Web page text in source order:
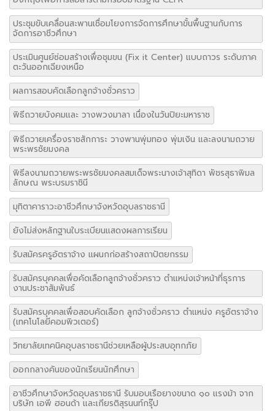
ประชุมขับเคลื่อนสะพานเชื่อมโยงการจัดการศึกษาขั้นพื้นฐานกับการ
จัดการอาชีวศึกษา
ประเมินศูนย์ซ่อมสร้างเพื่อชุมขน (Fix it Center) แบบถาวร ระดับภาค
ตะวันออกเฉียงเหนือ
ผลการสอบคัดเลือกลูกจ้างชั่วคราว
พิธีถวายบังคมและ วางพวงมาลา เนื่องในวันปิยะมหาราช
พิธีถวายเครื่องราชสักการะ วางพานพุ่มทอง พุ่มเงิน และลงนามถวาย
พระพรชัยมงคล
พิธีลงนามถวายพระพรชัยมงคลสมเด็จพระนางเจ้าสุทิดา พัชรสุธาพิมล
ลักษณ พระบรมราชินี
มุทิตาคาราวะอาชีวศึกษาจังหวัดอุบลราชธานี
ยังไม่ส่งหลักฐานใบระเบียนแสดงผลการเรียน
รับสมัครครูอัตราจ้าง แผนกก่อสร้างสถาปัตยกรรม
รับสมัครบุคคลเพื่อคัดเลือกลูกจ้างชั่วคราว ตำแหน่งเจ้าหน้าที่ธุรการ
งานประชาสัมพันธ์
รับสมัครบุคคลเพื่อสอบคัดเลือก ลูกจ้างชั่วคราว ตำแหน่ง ครูอัตราจ้าง
(เทคโนโลยีคอมพิวเตอร์)
วิทยาลัยเทคนิคอุบลราชธานีช่วยเหลือผู้ประสบอุทกภัย
ออกกลางคันของนักเรียนนักศึกษา
อาชีวศึกษาจังหวัดอุบลราชธานี รับมอบเรือยางขนาด ๑๐ แรงม้า จาก
บริษัท เอพี ฮอนด้า และเกียรติสุรนนท์กรุ๊ป